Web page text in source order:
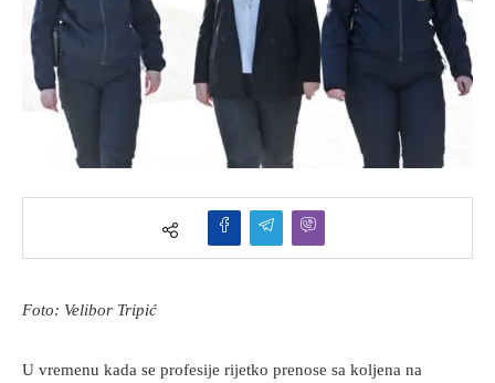
Foto: Velibor Tripić
U vremenu kada se profesije rijetko prenose sa koljena na